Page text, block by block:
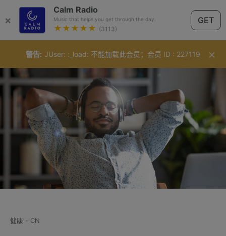
×
Calm Radio
Music that helps you get through the day.
★★★★★ (3113)
GET
×
警告 JUser: :_load: 不能加载此会员；会员 ID : 227119
中文（简体）
健康 - CN